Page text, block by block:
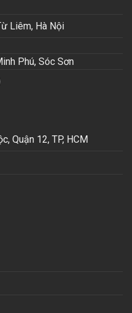
Liêm, Hà Nội
Phú, Sóc Sơn
Quận 12, TP, HCM